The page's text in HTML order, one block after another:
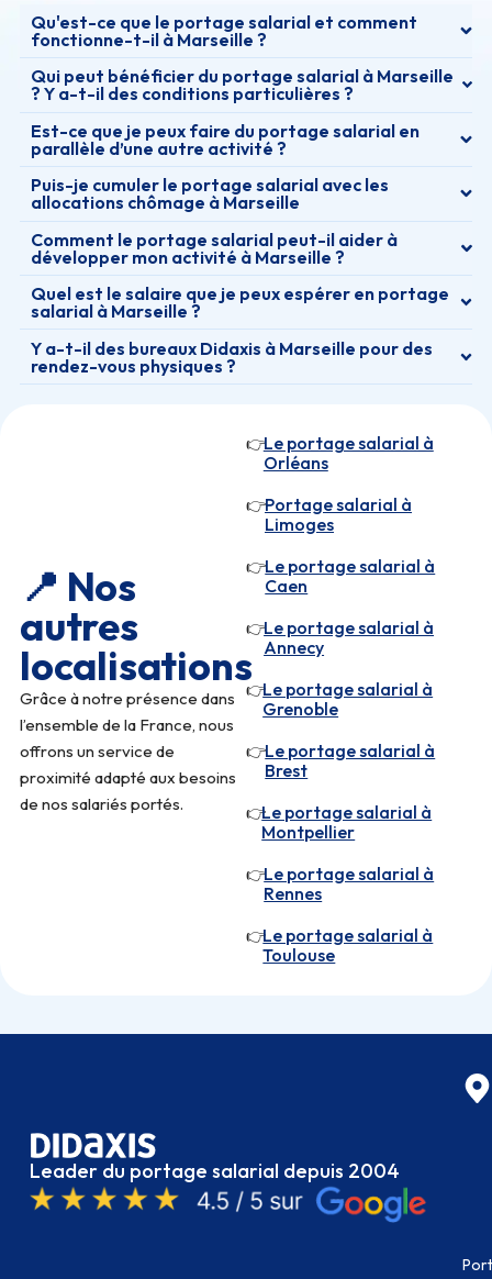
Qu'est-ce que le portage salarial et comment
fonctionne-t-il à Marseille ?
Qui peut bénéficier du portage salarial à Marseille
? Y a-t-il des conditions particulières ?
Est-ce que je peux faire du portage salarial en
parallèle d’une autre activité ?
Puis-je cumuler le portage salarial avec les
allocations chômage à Marseille
Comment le portage salarial peut-il aider à
développer mon activité à Marseille ?
Quel est le salaire que je peux espérer en portage
salarial à Marseille ?
Y a-t-il des bureaux Didaxis à Marseille pour des
rendez-vous physiques ?
📍 Nos
autres
localisations
Grâce à notre présence dans
l’ensemble de la France, nous
offrons un service de
proximité adapté aux besoins
de nos salariés portés.
👉Le portage salarial à
Orléans
👉Portage salarial à
Limoges
👉Le portage salarial à
Caen
👉Le portage salarial à
Annecy
👉Le portage salarial à
Grenoble
👉Le portage salarial à
Brest
👉Le portage salarial à
Montpellier
👉Le portage salarial à
Rennes
👉Le portage salarial à
Toulouse
Leader du portage salarial depuis 2004